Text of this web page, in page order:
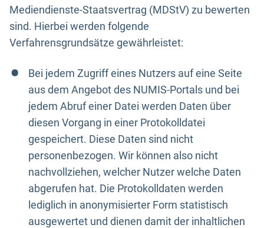
Mediendienste-Staatsvertrag (MDStV) zu bewerten
sind. Hierbei werden folgende
Verfahrensgrundsätze gewährleistet:
Bei jedem Zugriff eines Nutzers auf eine Seite
aus dem Angebot des NUMIS-Portals und bei
jedem Abruf einer Datei werden Daten über
diesen Vorgang in einer Protokolldatei
gespeichert. Diese Daten sind nicht
personenbezogen. Wir können also nicht
nachvollziehen, welcher Nutzer welche Daten
abgerufen hat. Die Protokolldaten werden
lediglich in anonymisierter Form statistisch
ausgewertet und dienen damit der inhaltlichen